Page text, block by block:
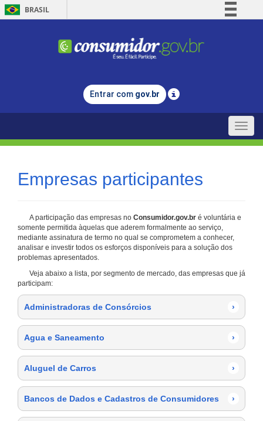
BRASIL
Comunica BR
Legislação
Entrar com gov.br
Toggle
Empresas participantes
A participação das empresas no Consumidor.gov.br é voluntária e
somente permitida àquelas que aderem formalmente ao serviço,
mediante assinatura de termo no qual se comprometem a conhecer,
analisar e investir todos os esforços disponíveis para a solução dos
problemas apresentados.
Veja abaixo a lista, por segmento de mercado, das empresas que já
participam:
Administradoras de Consórcios ›
Agua e Saneamento ›
Aluguel de Carros ›
Bancos de Dados e Cadastros de Consumidores ›